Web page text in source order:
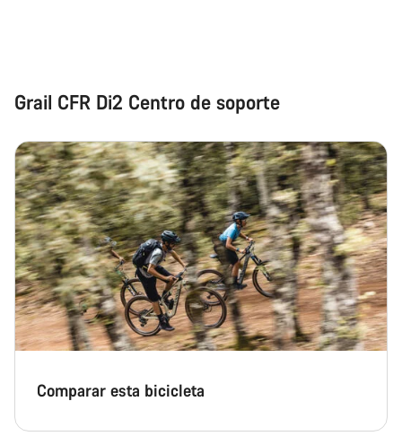
Grail CFR Di2 Centro de soporte
Comparar esta bicicleta